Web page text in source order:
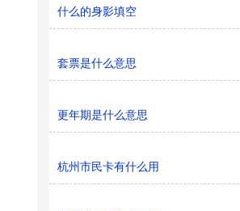
什么的身影填空
套票是什么意思
更年期是什么意思
杭州市民卡有什么用